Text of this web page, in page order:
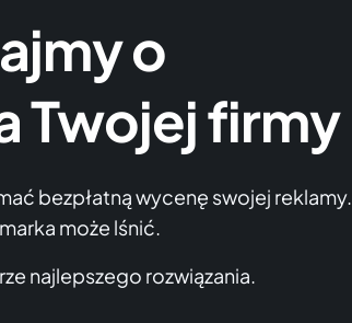
o
Twojej firmy
bezpłatną wycenę swojej reklamy.
może lśnić.
najlepszego rozwiązania.